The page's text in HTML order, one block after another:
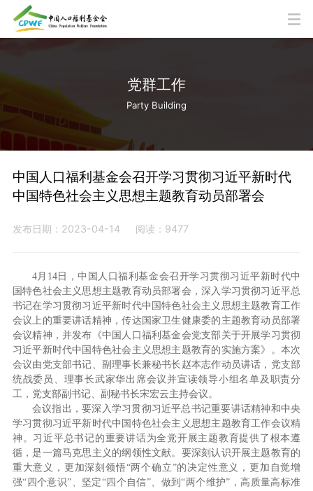
党群工作
Party Building
中国人口福利基金会召开学习贯彻习近平新时代
中国特色社会主义思想主题教育动员部署会
发布日期：2023-04-14 阅读：9477
4月14日，中国人口福利基金会召开学习贯彻习近平新时代中
国特色社会主义思想主题教育动员部署会，深入学习贯彻习近平总
书记在学习贯彻习近平新时代中国特色社会主义思想主题教育工作
会议上的重要讲话精神，传达国家卫生健康委的主题教育动员部署
会议精神，并发布《中国人口福利基金会党支部关于开展学习贯彻
习近平新时代中国特色社会主义思想主题教育的实施方案》。本次
会议由党支部书记、副理事长兼秘书长赵本志作动员讲话，党支部
统战委员、理事长武家华出席会议并宣读领导小组名单及职责分
工，党支部副书记、副秘书长宋宏云主持会议。
会议指出，要深入学习贯彻习近平总书记重要讲话精神和中央
学习贯彻习近平新时代中国特色社会主义思想主题教育工作会议精
神。习近平总书记的重要讲话为全党开展主题教育提供了根本遵
循，是一篇马克思主义的纲领性文献。要深刻认识开展主题教育的
重大意义，更加深刻领悟“两个确立”的决定性意义，更加自觉增
强“四个意识”、坚定“四个自信”、做到“两个维护”，高质量高标准